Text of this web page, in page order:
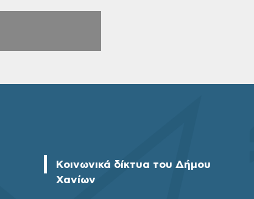
Κοινωνικά δίκτυα του Δήμου
Χανίων